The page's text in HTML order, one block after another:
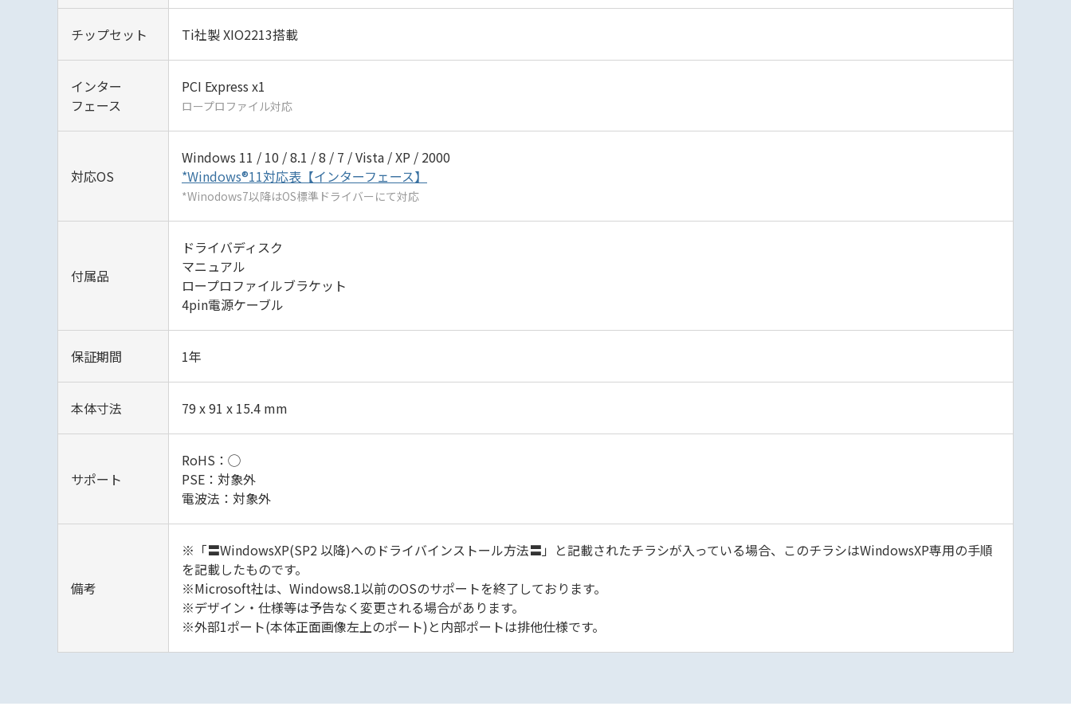
チップセット Ti社製 XIO2213搭載
インター
フェース
PCI Express x1
ロープロファイル対応
対応OS
Windows 11 / 10 / 8.1 / 8 / 7 / Vista / XP / 2000
*Windows®11対応表【インターフェース】
*Winodows7以降はOS標準ドライバーにて対応
付属品
ドライバディスク
マニュアル
ロープロファイルブラケット
4pin電源ケーブル
保証期間 1年
本体寸法 79 x 91 x 15.4 mm
サポート
RoHS：◯
PSE：対象外
電波法：対象外
備考
※「〓WindowsXP(SP2 以降)へのドライバインストール方法〓」と記載されたチラシが入っている場合、このチラシはWindowsXP専用の手順
を記載したものです。
※Microsoft社は、Windows8.1以前のOSのサポートを終了しております。
※デザイン・仕様等は予告なく変更される場合があります。
※外部1ポート(本体正面画像左上のポート)と内部ポートは排他仕様です。